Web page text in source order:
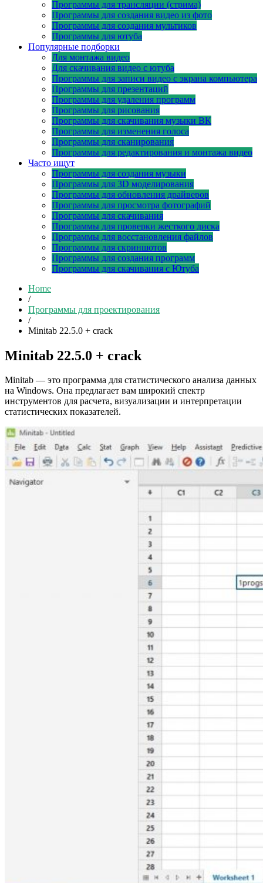
Программы для трансляции (стрима)
Программы для создания видео из фото
Программы для создания мультиков
Программы для ютуба
Популярные подборки
Для монтажа видео
Для скачивания видео с ютуба
Программы для записи видео с экрана компьютера
Программы для презентаций
Программы для удаления программ
Программы для рисования
Программы для скачивания музыки ВК
Программы для изменения голоса
Программы для сканирования
Программы для редактирования и монтажа видео
Часто ищут
Программы для создания музыки
Программы для 3D моделирования
Программы для обновления драйверов
Программы для просмотра фотографий
Программы для скачивания
Программы для проверки жесткого диска
Программы для восстановления файлов
Программы для скриншотов
Программы для создания программ
Программы для скачивания с Ютуба
Home
/
Программы для проектирования
/
Minitab 22.5.0 + crack
Minitab 22.5.0 + crack
Minitab — это программа для статистического анализа данных
на Windows. Она предлагает вам широкий спектр
инструментов для расчета, визуализации и интерпретации
статистических показателей.